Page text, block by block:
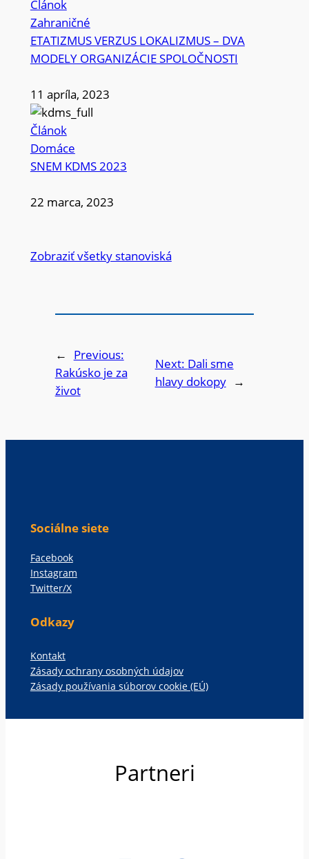
Článok
Zahraničné
ETATIZMUS VERZUS LOKALIZMUS – DVA
MODELY ORGANIZÁCIE SPOLOČNOSTI
11 apríla, 2023
Článok
Domáce
SNEM KDMS 2023
22 marca, 2023
Zobraziť všetky stanoviská
←
Previous:
Rakúsko je za
život
Next: Dali sme
hlavy dokopy →
Sociálne siete
Facebook
Instagram
Twitter/X
Odkazy
Kontakt
Zásady ochrany osobných údajov
Zásady používania súborov cookie (EÚ)
Partneri